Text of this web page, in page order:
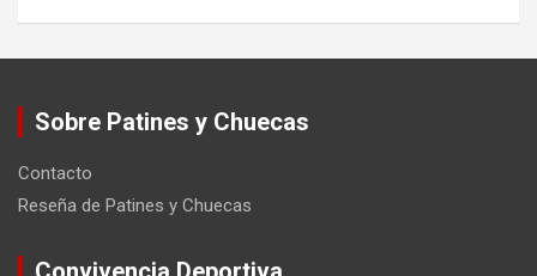
Sobre Patines y Chuecas
Contacto
Reseña de Patines y Chuecas